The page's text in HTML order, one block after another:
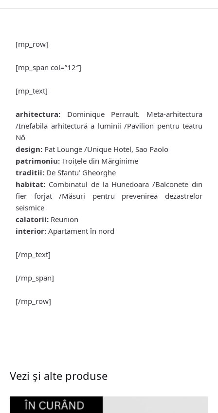
[mp_row]
[mp_span col=”12″]
[mp_text]
arhitectura: Dominique Perrault. Meta-arhitectura
/Inefabila arhitectură a luminii /Pavilion pentru teatru
Nô
design: Pat Lounge /Unique Hotel, Sao Paolo
patrimoniu: Troiţele din Mărginime
traditii: De Sfantu’ Gheorghe
habitat: Combinatul de la Hunedoara /Balconete din
fier forjat /Măsuri pentru prevenirea dezastrelor
seismice
calatorii: Reunion
interior: Apartament în nord
[/mp_text]
[/mp_span]
[/mp_row]
Vezi și alte produse